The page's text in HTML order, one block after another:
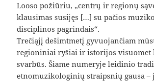
Looso požiūriu, „centrų ir regionų
klausimas susijęs […] su pačios
disciplinos pagrindais“.
Trečiąjį dešimtmetį gyvuojančiam
regioniniai ryšiai ir istorijos visuomet
svarbūs. Šiame numeryje leidinio
etnomuzikologinių straipsnių gausa